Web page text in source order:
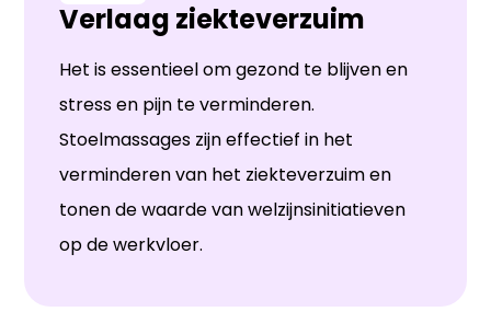
Verlaag ziekteverzuim
Het is essentieel om gezond te blijven en
stress en pijn te verminderen.
Stoelmassages zijn effectief in het
verminderen van het ziekteverzuim en
tonen de waarde van welzijnsinitiatieven
op de werkvloer.